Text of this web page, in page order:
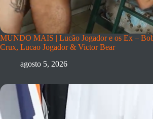
MUNDO MAIS | Lucão Jogador e os Ex –
Crux, Lucao Jogador & Victor Bear
agosto 5, 2026